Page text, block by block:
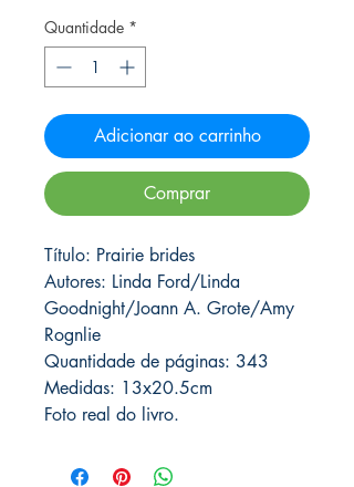
Quantidade *
Adicionar ao carrinho
Comprar
Título: Prairie brides
Autores: Linda Ford/Linda
Goodnight/Joann A. Grote/Amy
Rognlie
Quantidade de páginas: 343
Medidas: 13x20.5cm
Foto real do livro.